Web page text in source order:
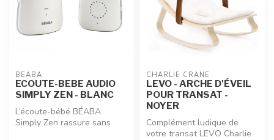
BEABA
ECOUTE-BEBE AUDIO
SIMPLY ZEN - BLANC
L’écoute-bébé BÉABA
Simply Zen rassure sans
CHARLIE CRANE
LEVO - ARCHE D'ÉVEIL
POUR TRANSAT -
NOYER
Complément ludique de
votre transat LEVO Charlie